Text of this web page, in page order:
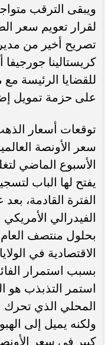
ويبقى الترقب
لقرار تعويم سعر
تصريح أخير من
كريستالينا
للقضايا الرئيسة
على حزمة تمويل
توقعات أسعار
سعر الأونصة
الأسبوع الماضي
يفتح لها الباب
الفترة القادمة،
الفيدرالي
بحلول منتصف
الاقتصادية في
بسبب استمرار
استمر التذبذب هو
المحلي الذي
ولكنه يميل إلى
كبير في سعر